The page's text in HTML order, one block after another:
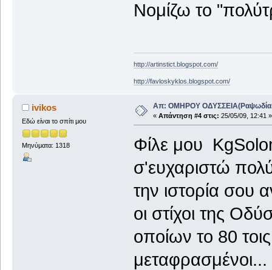
Νομίζω το
http://artinstict.blogspot.com/
http://favloskyklos.blogspot.com/
ivikos
Εδώ είναι το σπίτι μου
Μηνύματα: 1318
Απ: ΟΜΗΡΟΥ ΟΔΥΣΣΕΙΑ(Ραψωδία
« Απάντηση #4 στις: 25/05/09, 12:41 »
Φίλε μου
σ'ευχαριστώ
την ιστορία σου
οι στίχοι της
οποίων το 80
μεταφρασμένοι...